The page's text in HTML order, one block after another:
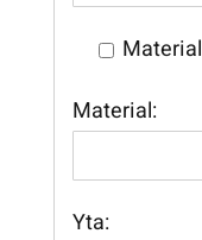
Material
Material:
Yta: